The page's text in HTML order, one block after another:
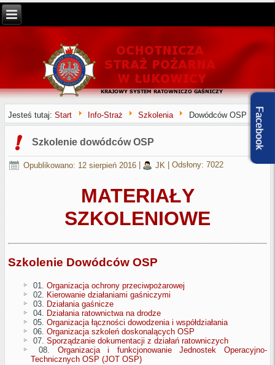
Jesteś tutaj:Start Info-Straż Szkolenia Dowódców OSP
Szkolenie dowódców OSP
Opublikowano: 12 sierpień 2016 JK |Odsłony: 7022
MATERIAŁY
SZKOLENIOWE
Szkolenie Dowódców OSP
01.Organizacja ochrony przeciwpożarowej
02. Kierowanie działaniami gaśniczymi
03. Działania gaśnicze
04. Działania ratownictwa na drodze
05.Organizacja łączności dowodzenia i współdziałania
06.Organizacja szkoleń doskonalących OSP
07.Sporządzanie dokumentacji z działań ratowniczych
08. Organizacja i funkcjonowanie Jednostek Operacyjno-
Technicznych OSP (JOT OSP)
Facebook